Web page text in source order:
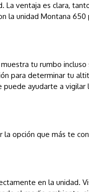
La ventaja es clara,
la unidad Montana 650
tu rumbo incluso
para determinar tu
ayudarte a vigilar
opción que más te
en la unidad.